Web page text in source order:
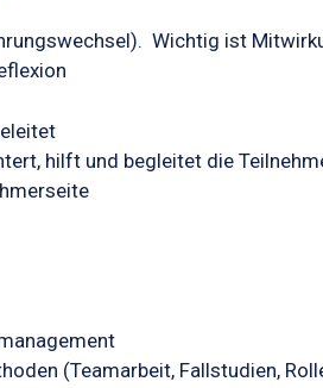
Wichtig ist
hilft und begleitet die
(Teamarbeit, Fallstudien,